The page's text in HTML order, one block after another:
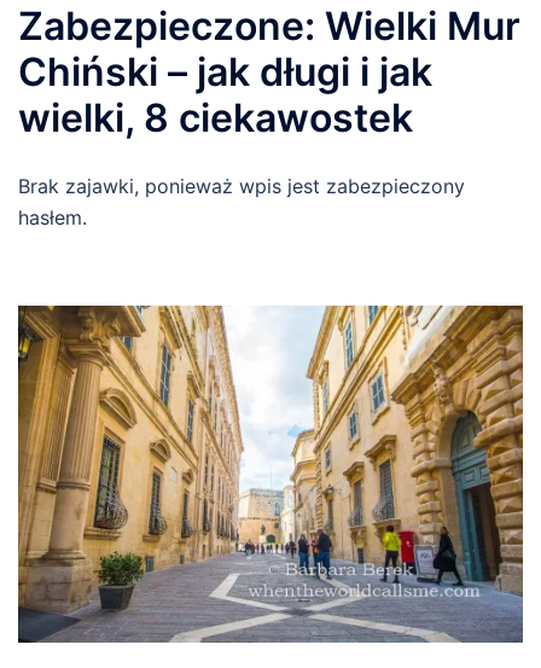
Zabezpieczone: Wielki Mur
Chiński – jak długi i jak
wielki, 8 ciekawostek
Brak zajawki, ponieważ wpis jest zabezpieczony
hasłem.